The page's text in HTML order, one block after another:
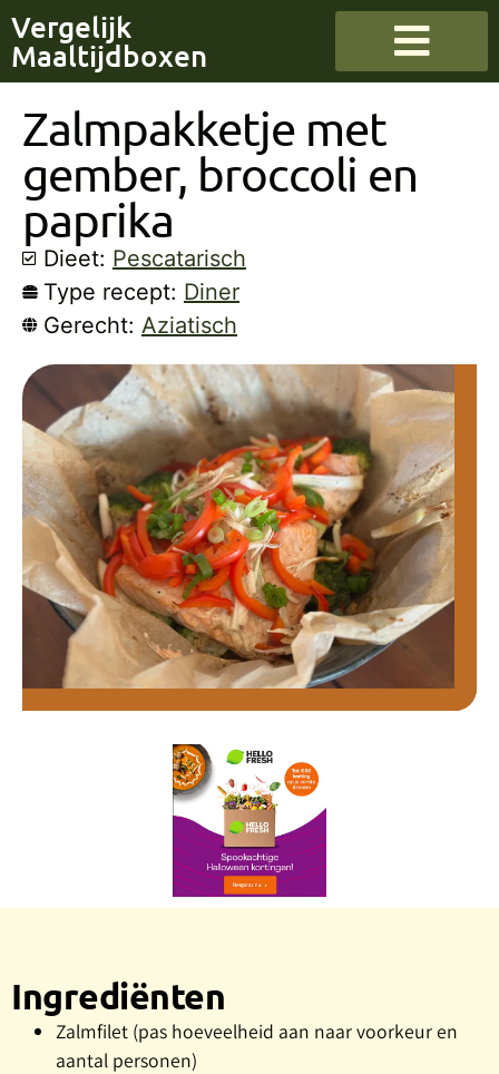
Vergelijk
Maaltijdboxen
Zalmpakketje met
gember, broccoli en
paprika
Dieet: Pescatarisch
Type recept: Diner
Gerecht: Aziatisch
Ingrediënten
Zalmfilet (pas hoeveelheid aan naar voorkeur en
aantal personen)